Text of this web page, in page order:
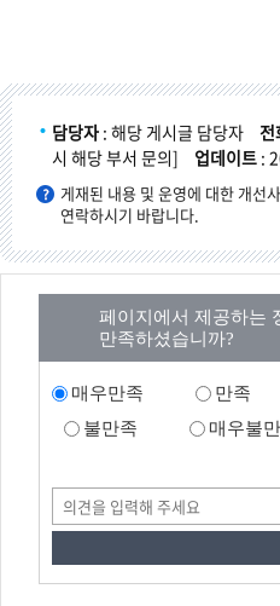
담당자 : 해당 게시글 담당자 전
시 해당 부서 문의]
업데이트 :
게재된 내용 및 운영에 대한 개선
연락하시기 바랍니다.
페이지에서 제공하는
만족하셨습니까?
매우만족 만족
불만족
매우불